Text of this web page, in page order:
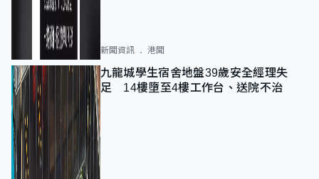
新聞資訊 港聞
九龍城學生宿舍地盤39歲安全經理失
足 14樓墮至4樓工作台、送院不治